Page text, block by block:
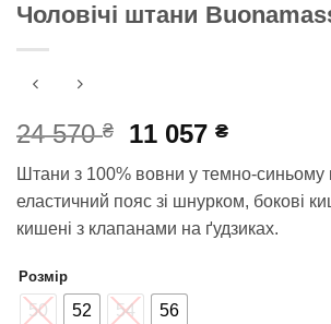
Чоловічі штани
24 570₴
Оригінальна
24
570 ₴.
11 057₴Поточна
11
057 ₴.
Штани з 100% вовни у темно-синьому
еластичний пояс зі шнурком, бокові
кишені з клапанами на ґудзиках.
Розмір
50 52 54 56